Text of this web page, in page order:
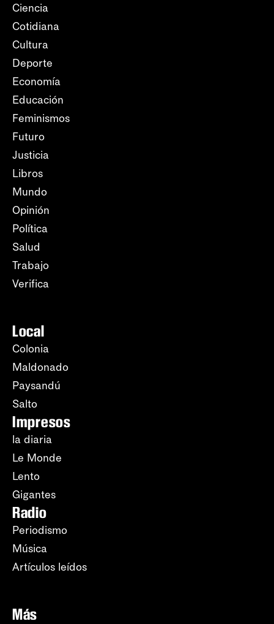
Ciencia
Cotidiana
Cultura
Deporte
Economía
Educación
Feminismos
Futuro
Justicia
Libros
Mundo
Opinión
Política
Salud
Trabajo
Verifica
Local
Colonia
Maldonado
Paysandú
Salto
Impresos
la diaria
Le Monde
Lento
Gigantes
Radio
Periodismo
Música
Artículos leídos
Más